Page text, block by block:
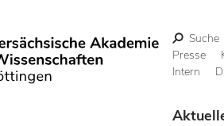
Suche
Presse
Intern